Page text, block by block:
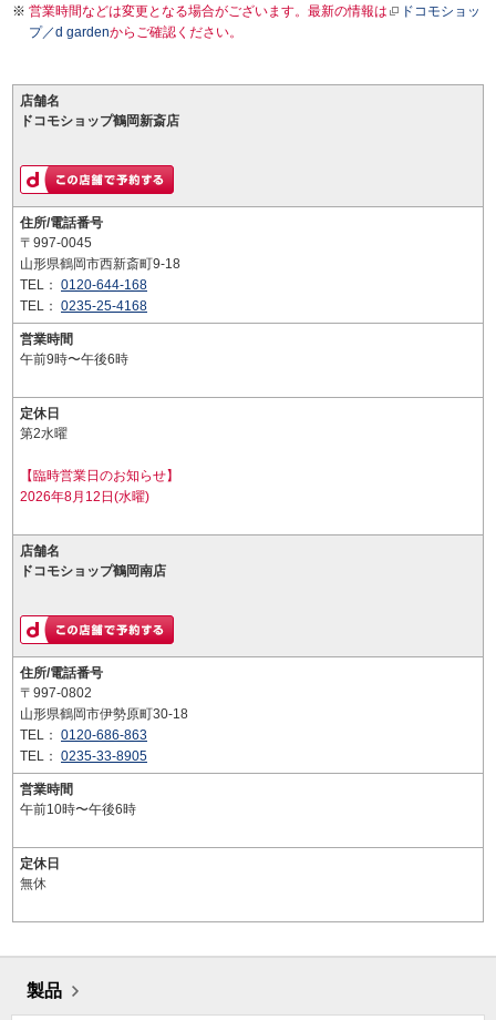
営業時間などは変更となる場合がございます。最新の情報は
ドコモショッ
プ／d gardenからご確認ください。
店舗名
ドコモショップ鶴岡新斎店
住所/電話番号
〒997-0045
山形県鶴岡市西新斎町9-18
TEL： 0120-644-168
TEL： 0235-25-4168
営業時間
午前9時〜午後6時
定休日
第2水曜
【臨時営業日のお知らせ】
2026年8月12日(水曜)
店舗名
ドコモショップ鶴岡南店
住所/電話番号
〒997-0802
山形県鶴岡市伊勢原町30-18
TEL： 0120-686-863
TEL： 0235-33-8905
営業時間
午前10時〜午後6時
定休日
無休
製品